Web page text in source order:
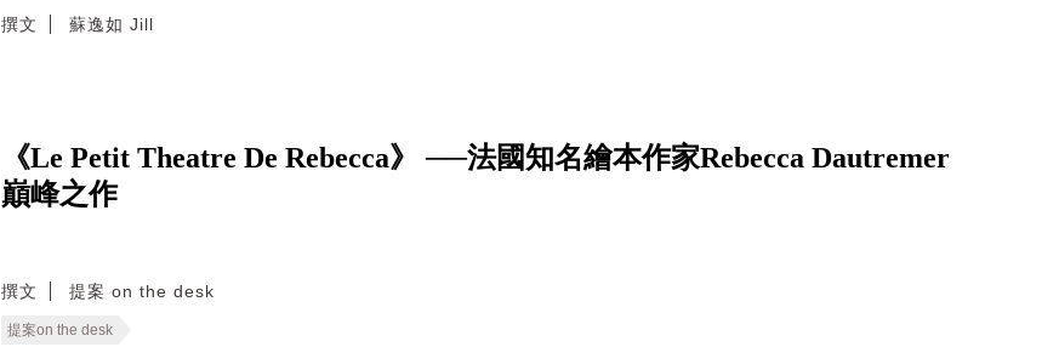
撰文 蘇逸如 Jill
《Le Petit Theatre De Rebecca》 ──法國知名繪本作家Rebecca Dautremer
巔峰之作
撰文 提案 on the desk
提案on the desk